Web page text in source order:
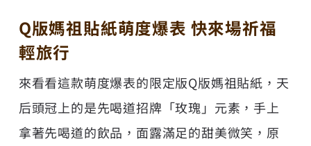
Q版媽祖貼紙萌度爆表 快來場祈福
輕旅行
來看看這款萌度爆表的限定版Q版媽祖貼紙，天
后頭冠上的是先喝道招牌「玫瑰」元素，手上
拿著先喝道的飲品，面露滿足的甜美微笑，原